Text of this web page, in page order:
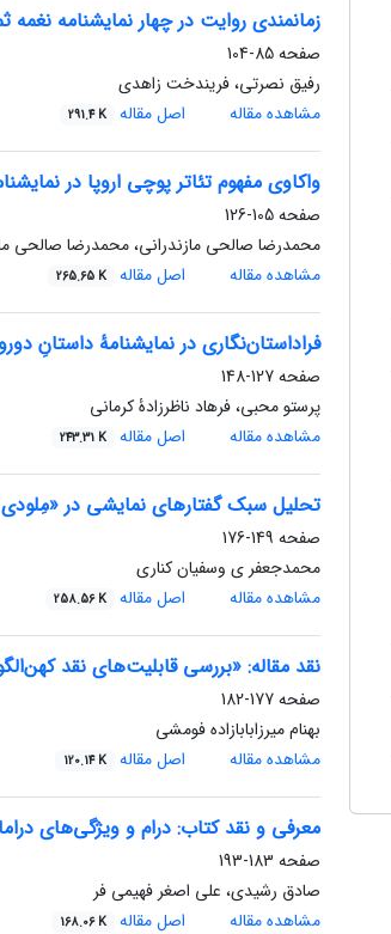
زمانمندی روایت در چهار نمایشنامه نغمه
صفحه85-104
رفیق نصرتی، فریندخت زاهدی
مشاهده مقاله
اصل مقاله 291.4 K
واکاوی مفهوم تئاتر پوچی اروپا در
صفحه105-126
محمدرضا صالحی مازندرانی، محمدرضا صالحی
مشاهده مقاله
اصل مقاله 265.65 K
فراداستان‌نگاری در نمایشنامۀ داستانِ دورودراز
صفحه127-148
پرستو محبی، فرهاد ناظرزادۀ کرمانی
مشاهده مقاله
اصل مقاله 243.31 K
تحلیل سبک گفتارهای نمایشی در «مِلودی
صفحه 149-176
محمدجعفر ی وسفیان کناری
مشاهده مقاله
اصل مقاله 258.56 K
نقد مقاله: «بررسی قابلیت‌های نقد
صفحه177-182
بهنام میرزابابازاده فومشی
مشاهده مقاله
اصل مقاله 120.14 K
معرفی و نقد کتاب: درام و ویژگی‌های
صفحه 183-193
صادق رشیدی، علی اصغر فهیمی فر
مشاهده مقاله
اصل مقاله 168.06 K